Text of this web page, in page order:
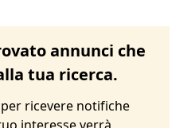
annunci che
tua ricerca.
per ricevere notifiche